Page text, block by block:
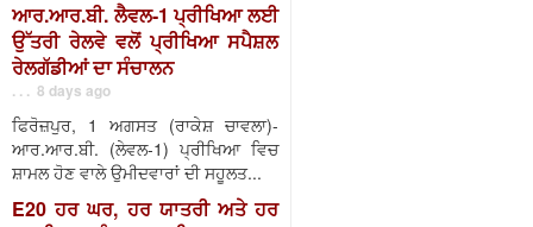
ਆਰ.ਆਰ.ਬੀ. ਲੈਵਲ-1 ਪ੍ਰੀਖਿਆ ਲਈ
ਉੱਤਰੀ ਰੇਲਵੇ ਵਲੋਂ ਪ੍ਰੀਖਿਆ ਸਪੈਸ਼ਲ
ਰੇਲਗੱਡੀਆਂ ਦਾ ਸੰਚਾਲਨ
. . . 8 days ago
ਫਿਰੋਜ਼ਪੁਰ, 1 ਅਗਸਤ (ਰਾਕੇਸ਼ ਚਾਵਲਾ)-
ਆਰ.ਆਰ.ਬੀ. (ਲੇਵਲ-1) ਪ੍ਰੀਖਿਆ ਵਿਚ
ਸ਼ਾਮਲ ਹੋਣ ਵਾਲੇ ਉਮੀਦਵਾਰਾਂ ਦੀ ਸਹੂਲਤ...
E20 ਹਰ ਘਰ, ਹਰ ਯਾਤਰੀ ਅਤੇ ਹਰ